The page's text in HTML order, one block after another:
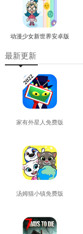
动漫少女新世界安卓版
最新更新
家有外星人免费版
汤姆猫小镇免费版